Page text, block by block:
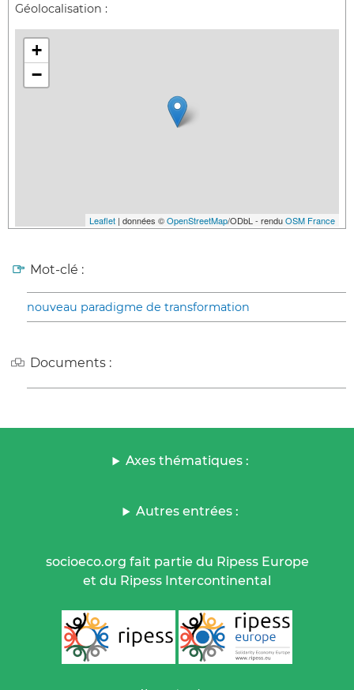
Géolocalisation :
+
−
Leaflet | données ©OpenStreetMap/ODbL - renduOSM France
Mot-clé :
nouveau paradigme de transformation
Documents :
Axes thématiques :
Autres entrées :
socioeco.org fait partie du Ripess Europe
et du Ripess Intercontinental